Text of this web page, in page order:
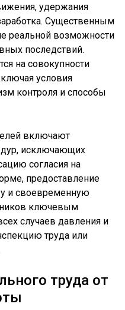
удержания
Существенным
реальной возможности
последствий.
на совокупности
условия
контроля и способы
включают
исключающих
согласия на
предоставление
и своевременную
ключевым
случаев давления и
труда или
труда от